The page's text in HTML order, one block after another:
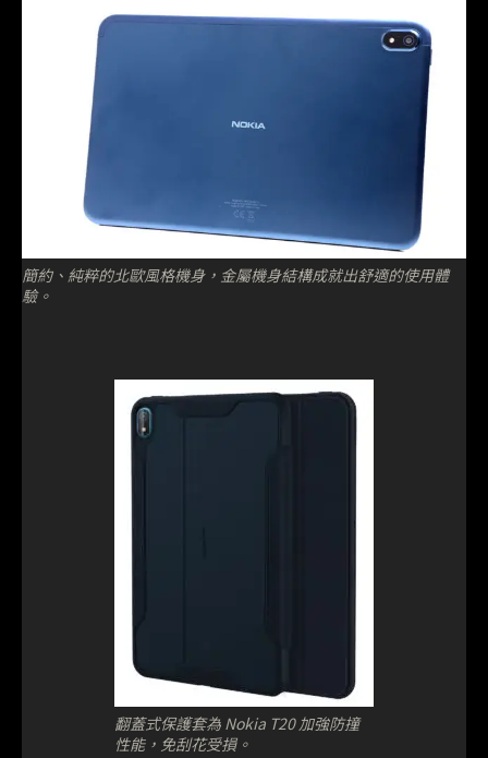
簡約、純粹的北歐風格機身，金屬機身結構成就出舒適的使用體
驗。
翻蓋式保護套為 Nokia T20 加強防撞
性能，免刮花受損。